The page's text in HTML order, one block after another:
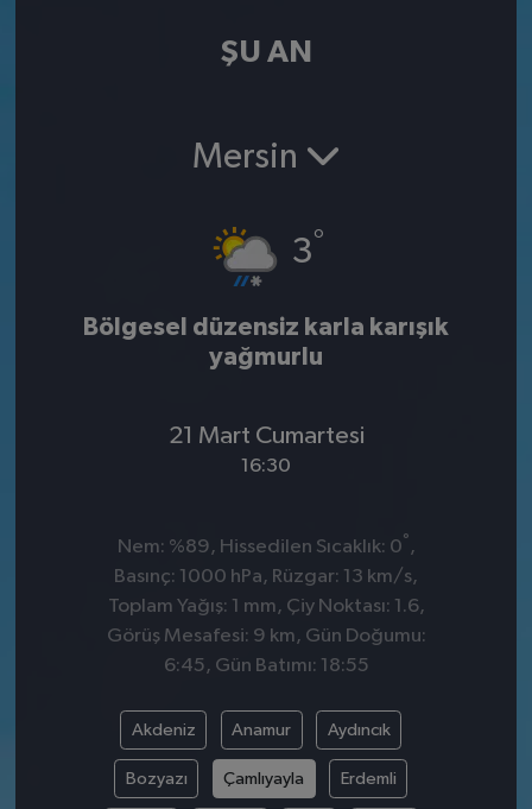
ŞU AN
Mersin
3°
Bölgesel düzensiz karla karışık
yağmurlu
21 Mart Cumartesi
16:30
Nem: %89, Hissedilen Sıcaklık: 0° ,
Basınç: 1000 hPa, Rüzgar: 13 km/s,
Toplam Yağış: 1 mm, Çiy Noktası: 1.6,
Görüş Mesafesi: 9 km, Gün Doğumu:
6:45, Gün Batımı: 18:55
Akdeniz Anamur Aydıncık
Bozyazı Çamlıyayla Erdemli